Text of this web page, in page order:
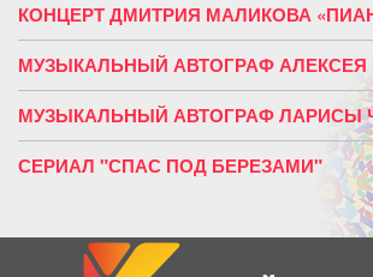
КОНЦЕРТ ДМИТРИЯ МАЛИКОВА
МУЗЫКАЛЬНЫЙ АВТОГРАФ
МУЗЫКАЛЬНЫЙ АВТОГРАФ ЛАРИСЫ
СЕРИАЛ "СПАС ПОД БЕРЕЗАМИ"